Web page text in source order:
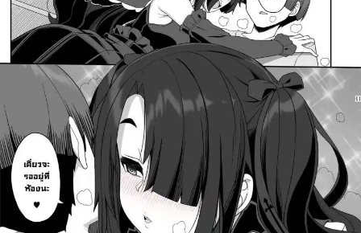
ค้นหา